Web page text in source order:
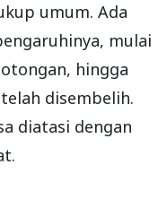
umum. Ada
mulai
hingga
disembelih.
diatasi dengan